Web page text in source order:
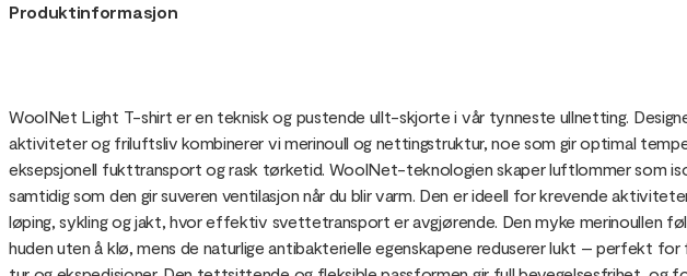
Produktinformasjon
WoolNet Light T-shirt er en teknisk og pustende ullt-skjorte i vår tynneste ullnetting.
aktiviteter og friluftsliv kombinerer vi merinoull og nettingstruktur, noe som gir optimal
eksepsjonell fukttransport og rask tørketid. WoolNet-teknologien skaper luftlommer som
samtidig som den gir suveren ventilasjon når du blir varm. Den er ideell for krevende
løping, sykling og jakt, hvor effektiv svettetransport er avgjørende. Den myke merinoullen
huden uten å klø, mens de naturlige antibakterielle egenskapene reduserer lukt – perfekt for